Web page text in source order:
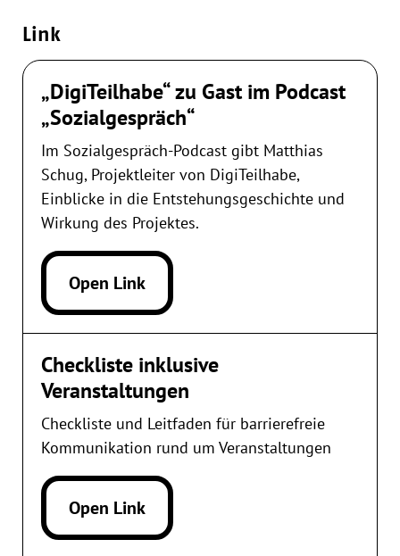
Link
„DigiTeilhabe“ zu Gast im Podcast
„Sozialgespräch“
Im Sozialgespräch-Podcast gibt Matthias
Schug, Projektleiter von DigiTeilhabe,
Einblicke in die Entstehungsgeschichte und
Wirkung des Projektes.
Open Link
Checkliste inklusive
Veranstaltungen
Checkliste und Leitfaden für barrierefreie
Kommunikation rund um Veranstaltungen
Open Link